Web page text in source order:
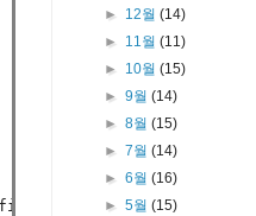
verify failed
► 12월(14)
► 11월(11)
► 10월(15)
►9월(14)
►8월(15)
►7월(14)
►6월(16)
►5월(15)